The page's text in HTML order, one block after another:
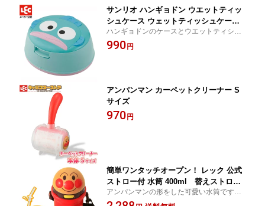
サンリオ ハンギョドン ウエットティッ
シュケース ウェットティッシュケース
純水99.9％ ウエットティシュ 付き おし
りふきケース 専用ケース キャラクター
ハンギョドンのケースとウエットティシュ
のセット ウエットティッシュ ウェットティ
ッシュ おしり拭き
990 円
アンパンマン カーペットクリーナー S
サイズ
970 円
簡単ワンタッチオープン！ レック 公式
ストロー付 水筒 400ml 替えストロー
付 【 アンパンマン 】 ドリンクホルダ
ー ダイカット水筒 ドリンク ボトル ス
アンパンマンの形をした可愛い水筒です。
替えストローがセットだから必要になった